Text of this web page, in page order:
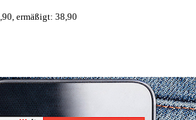
ermäßigt: 38,90